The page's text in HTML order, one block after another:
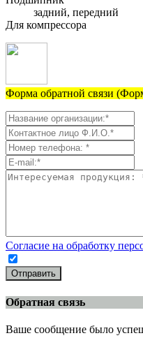
задний, передний
Для компрессора
Форма обратной связи
Согласие на обработку
Отправить
Обратная связь
Ваше сообщение было